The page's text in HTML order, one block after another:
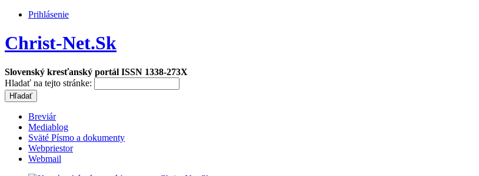
Prihlásenie
Christ-Net.Sk
Slovenský kresťanský portál ISSN 1338-273X
Hladať na tejto stránke:
Breviár
Mediablog
Sväté Písmo a dokumenty
Webpriestor
Webmail